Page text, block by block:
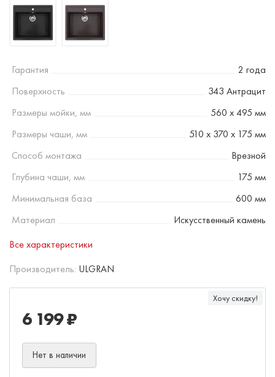
Гарантия
2 года
Поверхность
343 Антрацит
Размеры мойки, мм
560 х 495 мм
Размеры чаши, мм
510 х 370 х 175 мм
Способ монтажа
Врезной
Глубина чаши, мм
175 мм
Минимальная база
600 мм
Материал
Искусственный камень
Все характеристики
Производитель: ULGRAN
Хочу скидку!
6 199 ₽
Нет в наличии